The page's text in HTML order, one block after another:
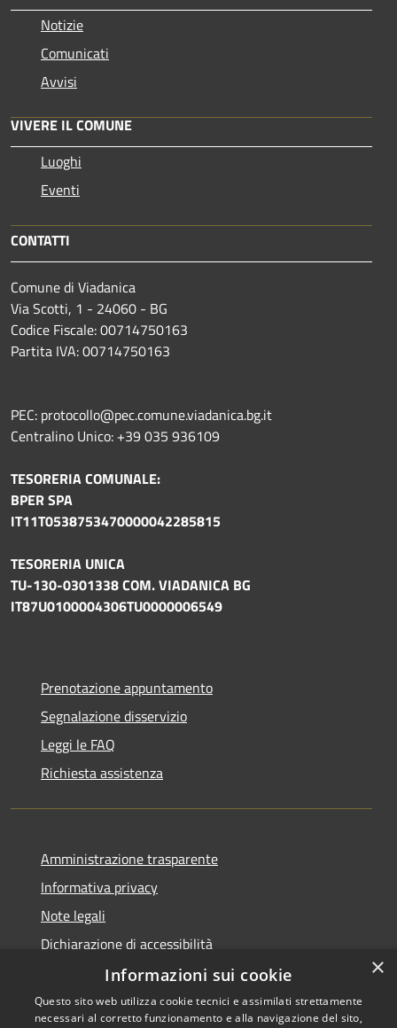
Notizie
Comunicati
Avvisi
VIVERE IL COMUNE
Luoghi
Eventi
CONTATTI
Comune di Viadanica
Via Scotti, 1 - 24060 - BG
Codice Fiscale: 00714750163
Partita IVA: 00714750163
PEC: protocollo@pec.comune.viadanica.bg.it
Centralino Unico: +39 035 936109
TESORERIA COMUNALE:
BPER SPA
IT11T0538753470000042285815
TESORERIA UNICA
TU-130-0301338 COM. VIADANICA BG
IT87U0100004306TU0000006549
Prenotazione appuntamento
Segnalazione disservizio
Leggi le FAQ
Richiesta assistenza
Amministrazione trasparente
Informativa privacy
Note legali
Dichiarazione di accessibilità
×
Informazioni sui cookie
Questo sito web utilizza cookie tecnici e assimilati strettamente
necessari al corretto funzionamento e alla navigazione del sito,